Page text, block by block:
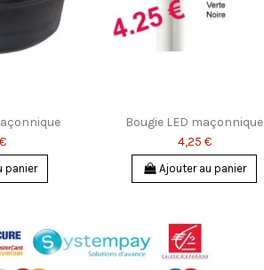
panier
Bougie LED maçonnique
4,25 €
Ajouter au panier